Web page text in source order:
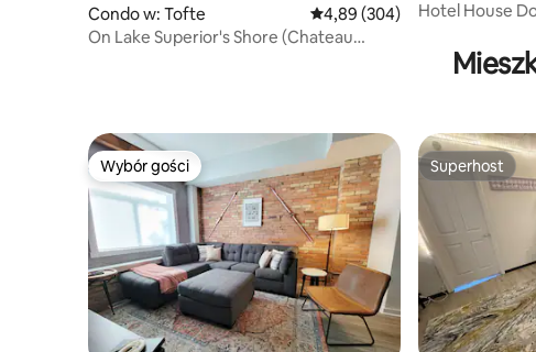
Condo w: Tofte Średnia ocena: 4,89 na 5,
4,89 (304)
On Lake Superior's Shore (Chateau
Hotel House
Wybór gości
Wybór gości Superhost
Superhost